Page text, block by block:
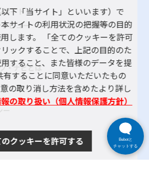
ポート
ビュー
・ナビとは
下「当サイト」といいます）で
サイトの利用状況の把握等の目的
します。 「全てのクッキーを許可
ックすることで、上記の目的のた
すること、また皆様のデータを提
することに同意いただいたもの
の取り消し方法を含めたより詳し
の取り扱い（個人情報保護方針）
クッキーを許可する
Bebotと
チャットする